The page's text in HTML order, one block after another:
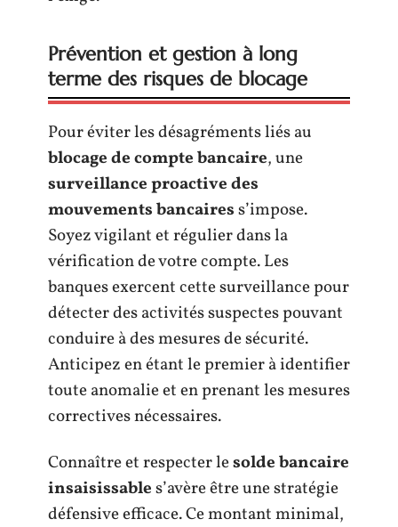
Prévention et gestion à long
terme des risques de blocage
Pour éviter les désagréments liés au
blocage de compte bancaire, une
surveillance proactive des
mouvements bancairess’impose.
Soyez vigilant et régulier dans la
vérification de votre compte. Les
banques exercent cette surveillance pour
détecter des activités suspectes pouvant
conduire à des mesures de sécurité.
Anticipez en étant le premier à identifier
toute anomalie et en prenant les mesures
correctives nécessaires.
Connaître et respecter lesolde bancaire
insaisissables’avère être une stratégie
défensive efficace. Ce montant minimal,